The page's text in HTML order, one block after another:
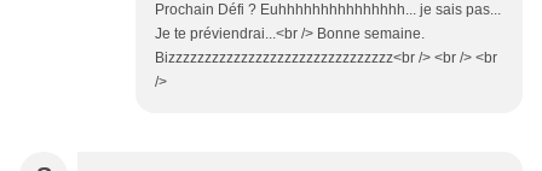
Prochain Défi ? Euhhhhhhhhhhhhhhh... je sais pas...
Je te préviendrai...<br /> Bonne semaine.
Bizzzzzzzzzzzzzzzzzzzzzzzzzzzzzzz<br /> <br /> <br
/>